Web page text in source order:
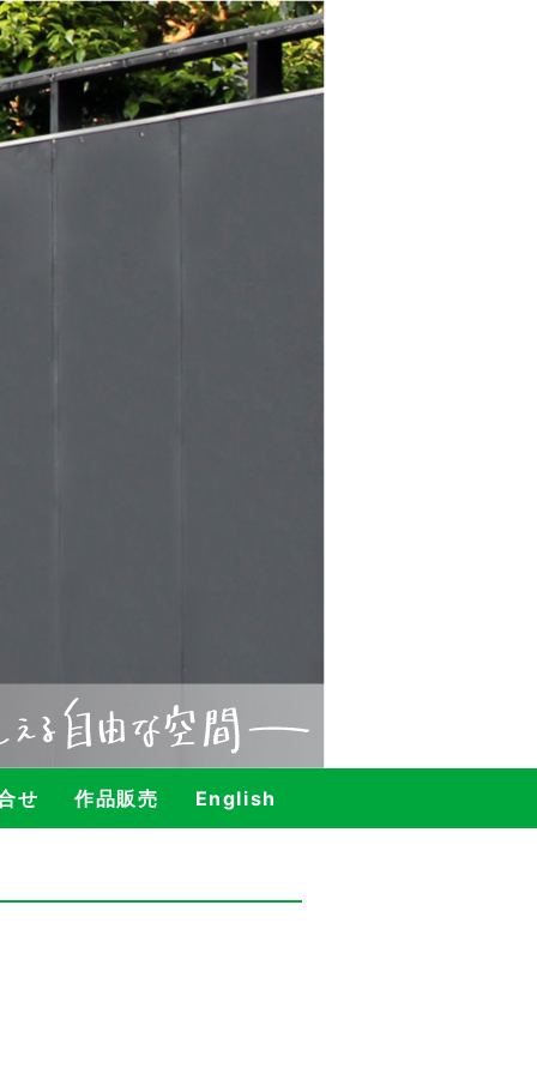
せ 作品販売 English